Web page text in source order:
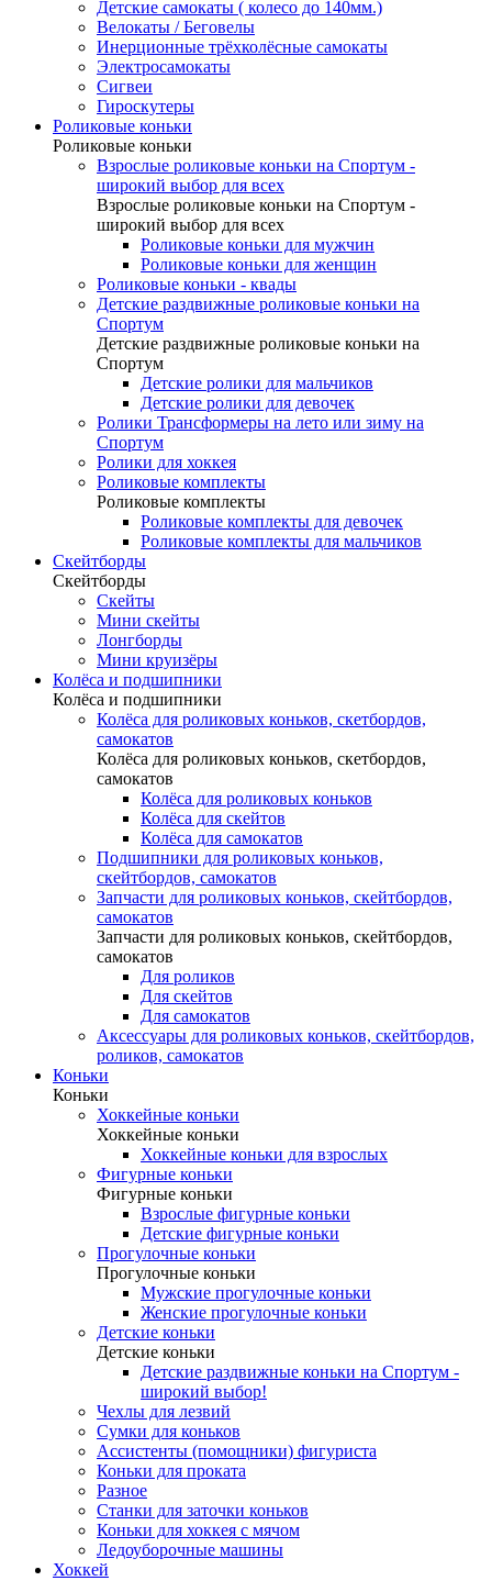
Детские самокаты ( колесо до 140мм.)
Велокаты / Беговелы
Инерционные трёхколёсные самокаты
Электросамокаты
Сигвеи
Гироскутеры
Роликовые коньки
Роликовые коньки
Взрослые роликовые коньки на Спортум -
широкий выбор для всех
Взрослые роликовые коньки на Спортум -
широкий выбор для всех
Роликовые коньки для мужчин
Роликовые коньки для женщин
Роликовые коньки - квады
Детские раздвижные роликовые коньки на
Спортум
Детские раздвижные роликовые коньки на
Спортум
Детские ролики для мальчиков
Детские ролики для девочек
Ролики Трансформеры на лето или зиму на
Спортум
Ролики для хоккея
Роликовые комплекты
Роликовые комплекты
Роликовые комплекты для девочек
Роликовые комплекты для мальчиков
Скейтборды
Скейтборды
Скейты
Мини скейты
Лонгборды
Мини круизёры
Колёса и подшипники
Колёса и подшипники
Колёса для роликовых коньков, скетбордов,
самокатов
Колёса для роликовых коньков, скетбордов,
самокатов
Колёса для роликовых коньков
Колёса для скейтов
Колёса для самокатов
Подшипники для роликовых коньков,
скейтбордов, самокатов
Запчасти для роликовых коньков, скейтбордов,
самокатов
Запчасти для роликовых коньков, скейтбордов,
самокатов
Для роликов
Для скейтов
Для самокатов
Аксессуары для роликовых коньков, скейтбордов,
роликов, самокатов
Коньки
Коньки
Хоккейные коньки
Хоккейные коньки
Хоккейные коньки для взрослых
Фигурные коньки
Фигурные коньки
Взрослые фигурные коньки
Детские фигурные коньки
Прогулочные коньки
Прогулочные коньки
Мужские прогулочные коньки
Женские прогулочные коньки
Детские коньки
Детские коньки
Детские раздвижные коньки на Спортум -
широкий выбор!
Чехлы для лезвий
Сумки для коньков
Ассистенты (помощники) фигуриста
Коньки для проката
Разное
Станки для заточки коньков
Коньки для хоккея с мячом
Ледоуборочные машины
Хоккей